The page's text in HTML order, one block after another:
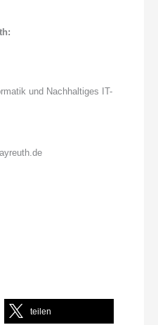
und Nachhaltiges IT-
teilen